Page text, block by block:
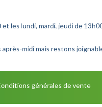
les lundi, mardi, jeudi de
midi mais restons
générales de vente